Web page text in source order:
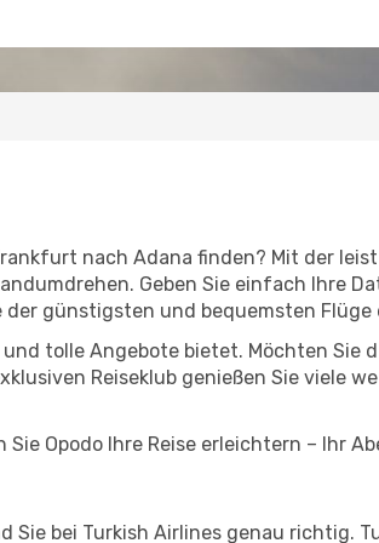
nach Adana finden? Mit der
Geben Sie einfach Ihre
günstigsten und bequemsten
tolle Angebote bietet. Möchten Sie
Reiseklub genießen Sie viele
Opodo Ihre Reise erleichtern – Ihr
Sie bei Turkish Airlines genau richtig.